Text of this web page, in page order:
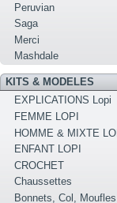
Peruvian
Saga
Merci
Mashdale
KITS & MODELES
EXPLICATIONS Lopi
FEMME LOPI
HOMME & MIXTE
ENFANT LOPI
CROCHET
Chaussettes
Bonnets, Col, Moufles